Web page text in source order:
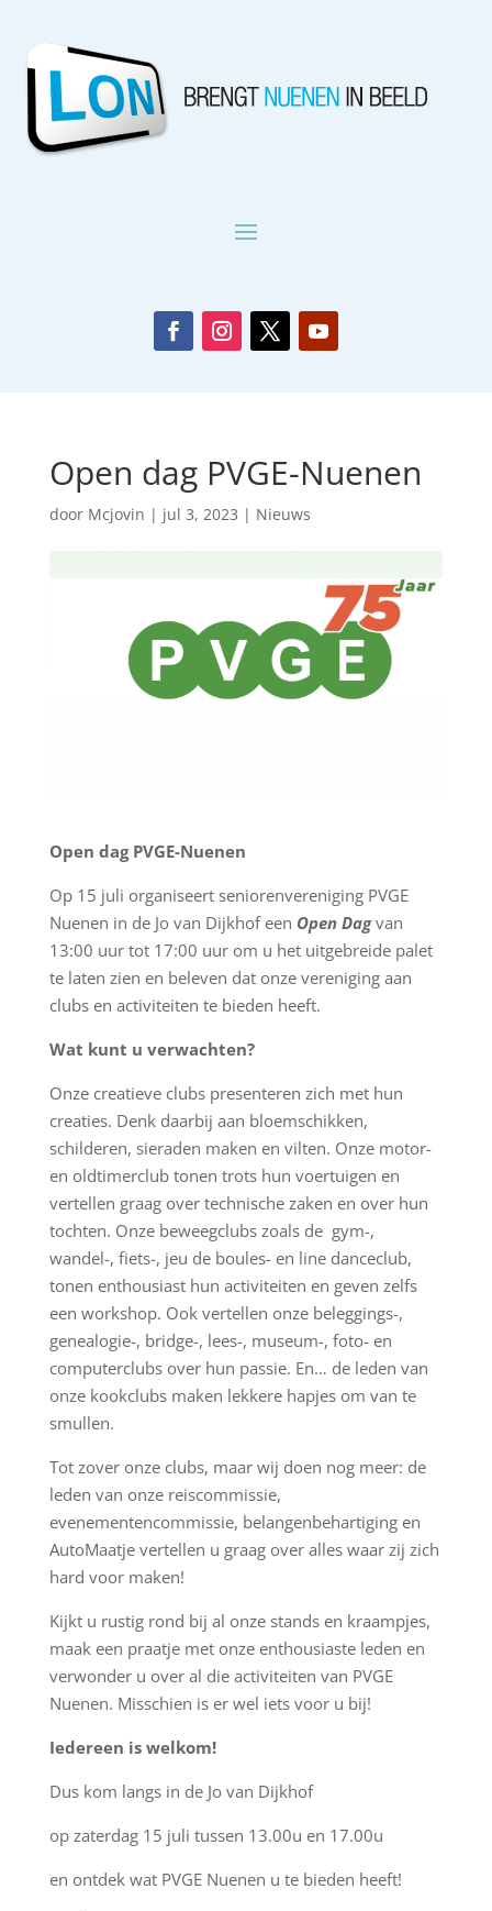
Open dag PVGE-Nuenen
door Mcjovin | jul 3, 2023 | Nieuws
Open dag PVGE-Nuenen
Op 15 juli organiseert seniorenvereniging PVGE
Nuenen in de Jo van Dijkhof een Open Dagvan
13:00 uur tot 17:00 uur om u het uitgebreide palet
te laten zien en beleven dat onze vereniging aan
clubs en activiteiten te bieden heeft.
Wat kunt u verwachten?
Onze creatieve clubs presenteren zich met hun
creaties. Denk daarbij aan bloemschikken,
schilderen, sieraden maken en vilten. Onze motor-
en oldtimerclub tonen trots hun voertuigen en
vertellen graag over technische zaken en over hun
tochten. Onze beweegclubs zoals de gym-,
wandel-, fiets-, jeu de boules- en line danceclub,
tonen enthousiast hun activiteiten en geven zelfs
een workshop. Ook vertellen onze beleggings-,
genealogie-, bridge-, lees-, museum-, foto- en
computerclubs over hun passie. En… de leden van
onze kookclubs maken lekkere hapjes om van te
smullen.
Tot zover onze clubs, maar wij doen nog meer: de
leden van onze reiscommissie,
evenementencommissie, belangenbehartiging en
AutoMaatje vertellen u graag over alles waar zij zich
hard voor maken!
Kijkt u rustig rond bij al onze stands en kraampjes,
maak een praatje met onze enthousiaste leden en
verwonder u over al die activiteiten van PVGE
Nuenen. Misschien is er wel iets voor u bij!
Iedereen is welkom!
Dus kom langs in de Jo van Dijkhof
op zaterdag 15 juli tussen 13.00u en 17.00u
en ontdek wat PVGE Nuenen u te bieden heeft!